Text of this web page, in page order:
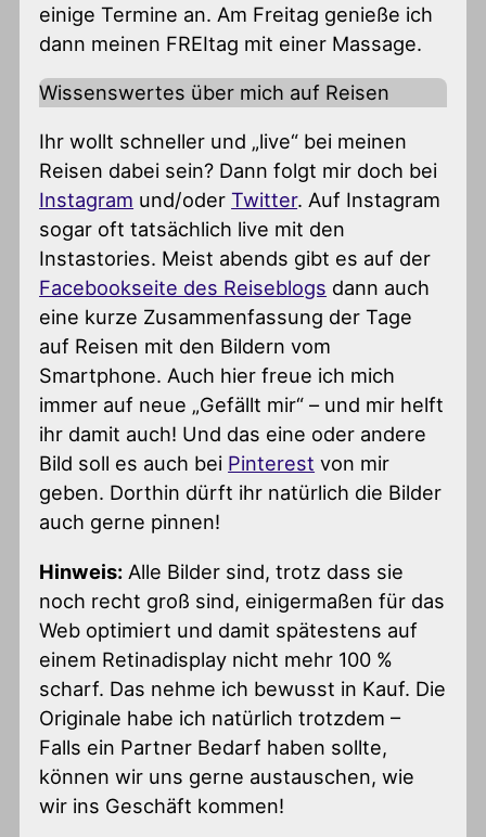
einige Termine an. Am Freitag genieße ich
dann meinen FREItag mit einer Massage.
Wissenswertes über mich auf Reisen
Ihr wollt schneller und „live“ bei meinen
Reisen dabei sein? Dann folgt mir doch bei
Instagram und/oderTwitter. Auf Instagram
sogar oft tatsächlich live mit den
Instastories. Meist abends gibt es auf der
Facebookseite des Reiseblogs dann auch
eine kurze Zusammenfassung der Tage
auf Reisen mit den Bildern vom
Smartphone. Auch hier freue ich mich
immer auf neue „Gefällt mir“ – und mir helft
ihr damit auch! Und das eine oder andere
Bild soll es auch bei Pinterest von mir
geben. Dorthin dürft ihr natürlich die Bilder
auch gerne pinnen!
Hinweis: Alle Bilder sind, trotz dass sie
noch recht groß sind, einigermaßen für das
Web optimiert und damit spätestens auf
einem Retinadisplay nicht mehr 100 %
scharf. Das nehme ich bewusst in Kauf. Die
Originale habe ich natürlich trotzdem –
Falls ein Partner Bedarf haben sollte,
können wir uns gerne austauschen, wie
wir ins Geschäft kommen!